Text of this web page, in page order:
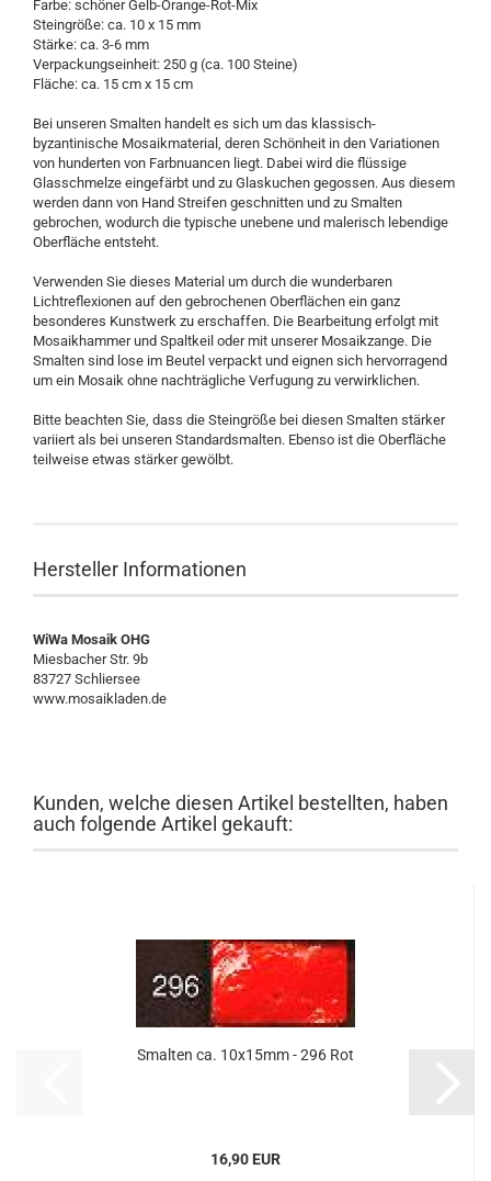
Farbe: schöner Gelb-Orange-Rot-Mix
Steingröße: ca. 10 x 15 mm
Stärke: ca. 3-6 mm
Verpackungseinheit: 250 g (ca. 100 Steine)
Fläche: ca. 15 cm x 15 cm
Bei unseren Smalten handelt es sich um das klassisch-
byzantinische Mosaikmaterial, deren Schönheit in den Variationen
von hunderten von Farbnuancen liegt. Dabei wird die flüssige
Glasschmelze eingefärbt und zu Glaskuchen gegossen. Aus diesem
werden dann von Hand Streifen geschnitten und zu Smalten
gebrochen, wodurch die typische unebene und malerisch lebendige
Oberfläche entsteht.
Verwenden Sie dieses Material um durch die wunderbaren
Lichtreflexionen auf den gebrochenen Oberflächen ein ganz
besonderes Kunstwerk zu erschaffen. Die Bearbeitung erfolgt mit
Mosaikhammer und Spaltkeil oder mit unserer Mosaikzange. Die
Smalten sind lose im Beutel verpackt und eignen sich hervorragend
um ein Mosaik ohne nachträgliche Verfugung zu verwirklichen.
Bitte beachten Sie, dass die Steingröße bei diesen Smalten stärker
variiert als bei unseren Standardsmalten. Ebenso ist die Oberfläche
teilweise etwas stärker gewölbt.
Hersteller Informationen
WiWa Mosaik OHG
Miesbacher Str. 9b
83727 Schliersee
www.mosaikladen.de
Kunden, welche diesen Artikel bestellten, haben
auch folgende Artikel gekauft:
Smalten ca. 10x15mm - 296 Rot
16,90 EUR